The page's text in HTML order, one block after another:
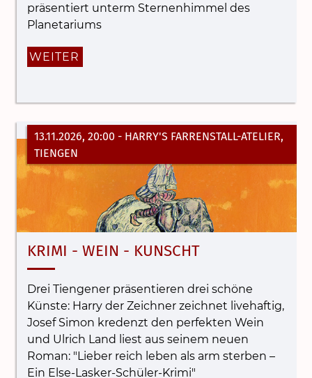
präsentiert unterm Sternenhimmel des
Planetariums
WEITER
KRIMI - WEIN - KUNSCHT
13.11.2026, 20:00 - HARRY'S FARRENSTALL-ATELIER,
TIENGEN
Drei Tiengener präsentieren drei schöne
Künste: Harry der Zeichner zeichnet livehaftig,
Josef Simon kredenzt den perfekten Wein
und Ulrich Land liest aus seinem neuen
Roman: "Lieber reich leben als arm sterben –
Ein Else-Lasker-Schüler-Krimi"